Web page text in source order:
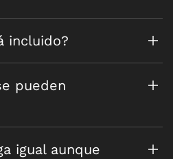
incluido?
pueden
igual aunque